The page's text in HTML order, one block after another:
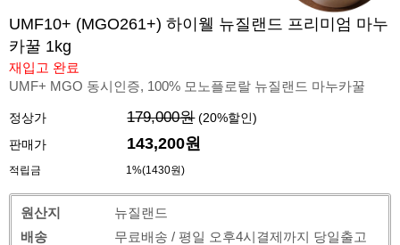
UMF10+ (MGO261+) 하이웰 뉴질랜드 프리미엄 마누
카꿀 1kg
재입고 완료
UMF+ MGO 동시인증, 100% 모노플로랄 뉴질랜드 마누카꿀
정상가 179,000원 (20%할인)
판매가
143,200원
적립금 1%(1430원)
원산지
뉴질랜드
배송
무료배송 / 평일 오후4시결제까지 당일출고